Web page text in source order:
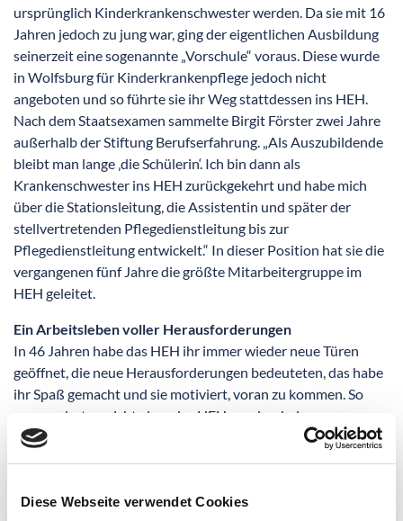
Diese Webseite verwendet Cookies
ursprünglich Kinderkrankenschwester werden. Da sie mit 16
Jahren jedoch zu jung war, ging der eigentlichen Ausbildung
seinerzeit eine sogenannte „Vorschule“ voraus. Diese wurde
in Wolfsburg für Kinderkrankenpflege jedoch nicht
angeboten und so führte sie ihr Weg stattdessen ins HEH.
Nach dem Staatsexamen sammelte Birgit Förster zwei Jahre
außerhalb der Stiftung Berufserfahrung. „Als Auszubildende
bleibt man lange ‚die Schülerin‘. Ich bin dann als
Krankenschwester ins HEH zurückgekehrt und habe mich
über die Stationsleitung, die Assistentin und später der
stellvertretenden Pflegedienstleitung bis zur
Pflegedienstleitung entwickelt.“ In dieser Position hat sie die
vergangenen fünf Jahre die größte Mitarbeitergruppe im
HEH geleitet.
Ein Arbeitsleben voller Herausforderungen
In 46 Jahren habe das HEH ihr immer wieder neue Türen
geöffnet, die neue Herausforderungen bedeuteten, das habe
ihr Spaß gemacht und sie motiviert, voran zu kommen. So
verwundert es nicht, dass das HEH u.a. durch das
Engagement von Birgit Förster Ende der 80er eine
Begeisterung sorgte. „Ich hatte regelrecht Feinde und es gab